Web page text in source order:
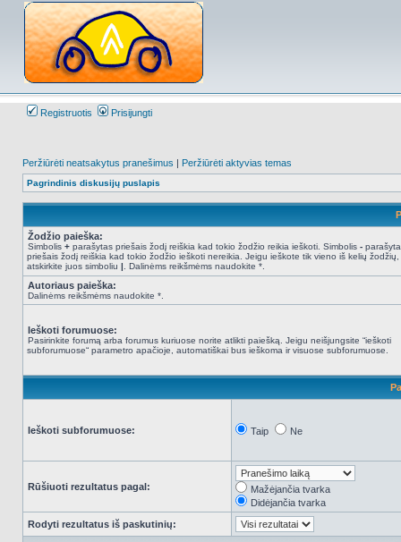
Registruotis Prisijungti
Peržiūrėti neatsakytus pranešimus | Peržiūrėti aktyvias temas
Pagrindinis diskusijų puslapis
Žodžio paieška:
Simbolis + parašytas priešais žodį reiškia kad tokio žodžio reikia ieškoti. Simbolis -
priešais žodį reiškia kad tokio žodžio ieškoti nereikia. Jeigu ieškote tik vieno iš kelių žodžių,
atskirkite juos simboliu | . Dalinėms reikšmėms naudokite *.
Autoriaus paieška:
Dalinėms reikšmėms naudokite *.
Ieškoti forumuose:
Pasirinkite forumą arba forumus kuriuose norite atlikti paiešką. Jeigu neišjungsite “ieškoti
subforumuose“ parametro apačioje, automatiškai bus ieškoma ir visuose subforumuose.
Ieškoti subforumuose: Taip Ne
Rūšiuoti rezultatus pagal:
Mažėjančia tvarka
Didėjančia tvarka
Rodyti rezultatus iš paskutinių: